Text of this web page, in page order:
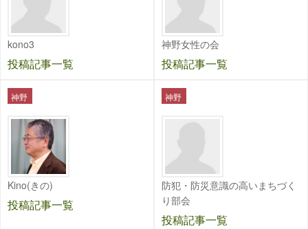
kono3
投稿記事一覧
神野女性の会
投稿記事一覧
神野
Kino(きの)
投稿記事一覧
神野
防犯・防災意識の高いまちづく
り部会
投稿記事一覧